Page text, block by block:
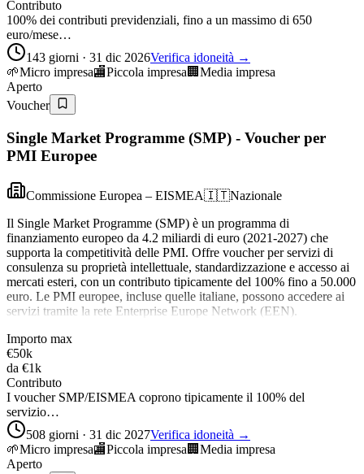
Contributo
100% dei contributi previdenziali, fino a un massimo di 650
euro/mese…
143 giorni · 31 dic 2026Verifica idoneità →
🌱Micro impresa🏬Piccola impresa 🏢 Media impresa
Aperto
Voucher
Single Market Programme (SMP) - Voucher per
PMI Europee
Commissione Europea – EISMEA🇮🇹Nazionale
Il Single Market Programme (SMP) è un programma di
finanziamento europeo da 4.2 miliardi di euro (2021-2027) che
supporta la competitività delle PMI. Offre voucher per servizi di
consulenza su proprietà intellettuale, standardizzazione e accesso ai
mercati esteri, con un contributo tipicamente del 100% fino a 50.000
euro. Le PMI europee, incluse quelle italiane, possono accedere ai
servizi tramite la rete Enterprise Europe Network (EEN).
Importo max
€50k
da €1k
Contributo
I voucher SMP/EISMEA coprono tipicamente il 100% del
servizio…
508 giorni · 31 dic 2027Verifica idoneità →
🌱Micro impresa🏬Piccola impresa 🏢 Media impresa
Aperto